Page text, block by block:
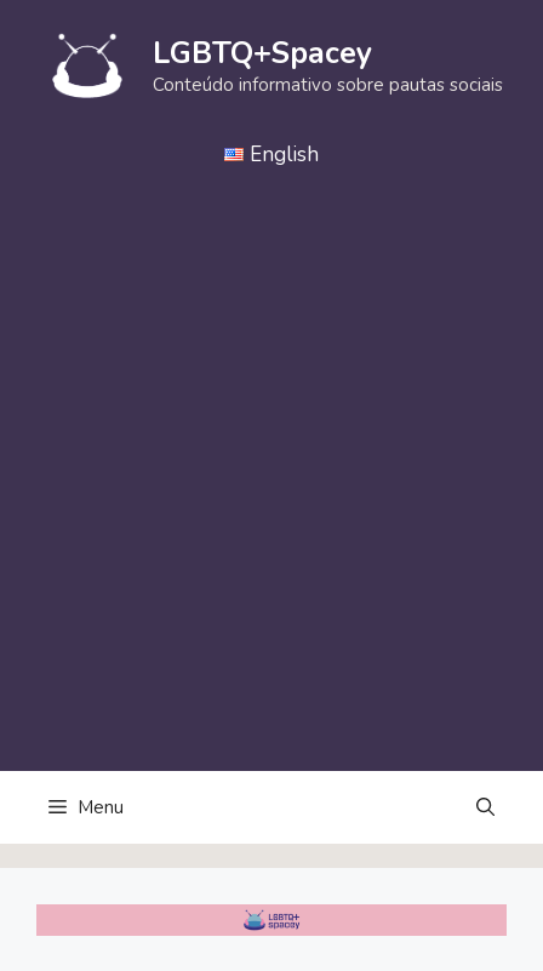
conteúdo
LGBTQ+Spacey
Conteúdo informativo sobre pautas sociais
English
Menu